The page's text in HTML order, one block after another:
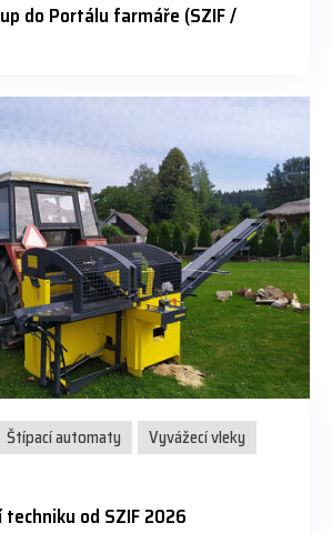
do Portálu farmáře (SZIF /
Štípací automaty
Vyvážecí vleky
od SZIF 2026